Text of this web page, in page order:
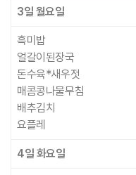
3일 월요일
흑미밥
얼갈이된장국
돈수육*새우젓
매콤콩나물무침
배추김치
요플레
4일 화요일